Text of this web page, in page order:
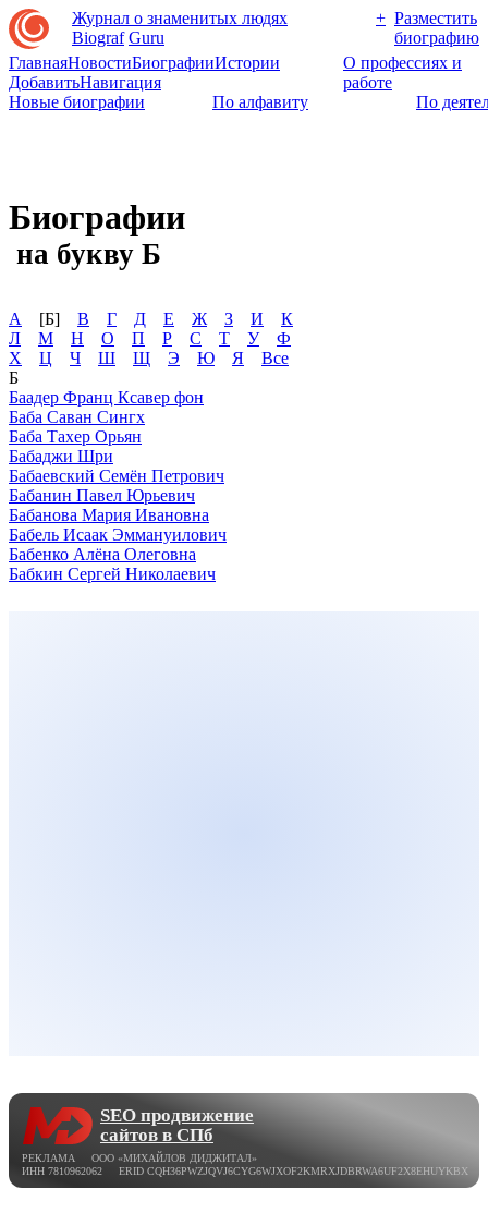
Журнал о знаменитых людях
Biograf Guru
+ Разместить
биографию
ГлавнаяНовостиБиографииИстории
ДобавитьНавигация
О профессиях и
работе
Новые биографии
По алфавиту По
Биографии
на букву Б
А [Б] В Г Д Е Ж З И
К
Л
М Н О П Р С Т У
Ф
Х
Ц Ч Ш Щ Э Ю Я
Все
Б
Баадер Франц Ксавер фон
Баба Саван Сингх
Баба Тахер Орьян
Бабаджи Шри
Бабаевский Семён Петрович
Бабанин Павел Юрьевич
Бабанова Мария Ивановна
Бабель Исаак Эммануилович
Бабенко Алёна Олеговна
Бабкин Сергей Николаевич
SEO продвижение
сайтов в СПб
РЕКЛАМА ООО «МИХАЙЛОВ ДИДЖИТАЛ»
ИНН 7810962062 ERID CQH36PWZJQVJ6CYG6WJXOF2KMRXJDBRWA6UF2X8EHUYKBX